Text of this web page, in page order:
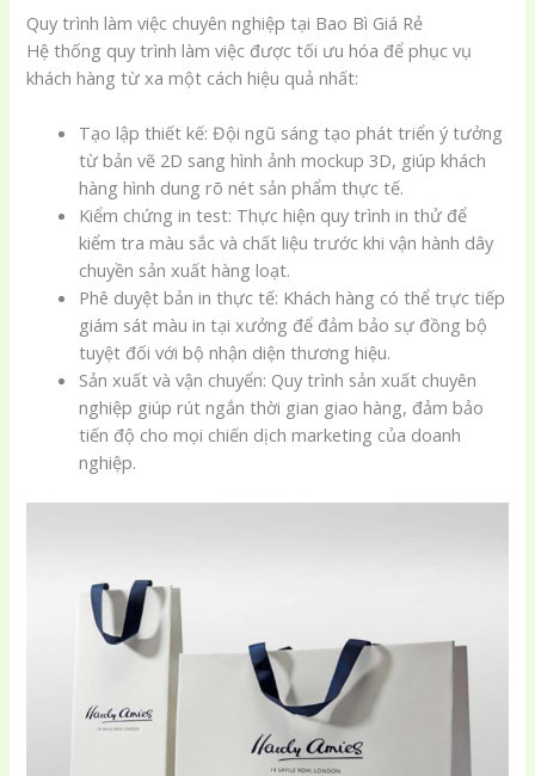
Quy trình làm việc chuyên nghiệp tại Bao Bì Giá Rẻ
Hệ thống quy trình làm việc được tối ưu hóa để phục vụ
khách hàng từ xa một cách hiệu quả nhất:
Tạo lập thiết kế: Đội ngũ sáng tạo phát triển ý tưởng
từ bản vẽ 2D sang hình ảnh mockup 3D, giúp khách
hàng hình dung rõ nét sản phẩm thực tế.
Kiểm chứng in test: Thực hiện quy trình in thử để
kiểm tra màu sắc và chất liệu trước khi vận hành dây
chuyền sản xuất hàng loạt.
Phê duyệt bản in thực tế: Khách hàng có thể trực tiếp
giám sát màu in tại xưởng để đảm bảo sự đồng bộ
tuyệt đối với bộ nhận diện thương hiệu.
Sản xuất và vận chuyển: Quy trình sản xuất chuyên
nghiệp giúp rút ngắn thời gian giao hàng, đảm bảo
tiến độ cho mọi chiến dịch marketing của doanh
nghiệp.